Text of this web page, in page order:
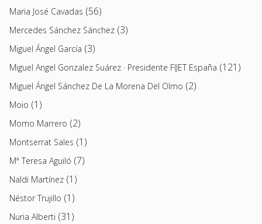
Maria José Cavadas (56)
Mercedes Sánchez Sánchez (3)
Miguel Ángel García (3)
Miguel Angel Gonzalez Suárez · Presidente FIJET España (121)
Miguel Ángel Sánchez De La Morena Del Olmo (2)
Moio (1)
Momo Marrero (2)
Montserrat Sales (1)
Mª Teresa Aguiló (7)
Naldi Martínez (1)
Néstor Trujillo (1)
Nuria Alberti (31)